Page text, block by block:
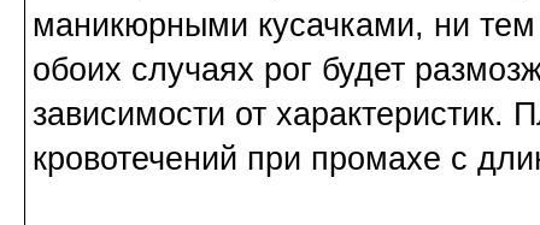
маникюрными кусачками, ни
обоих случаях рог будет
зависимости от характеристик.
кровотечений при промахе с